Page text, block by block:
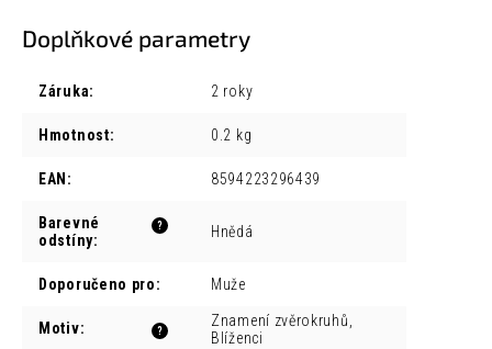
Doplňkové parametry
Záruka: 2 roky
Hmotnost: 0.2 kg
EAN : 8594223296439
?
Barevné
odstíny: Hnědá
Doporučeno pro: Muže
?
Motiv:
Znamení zvěrokruhů,
Blíženci